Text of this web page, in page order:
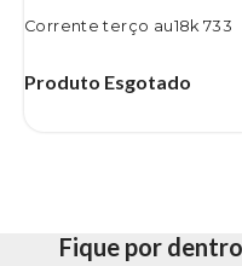
Corrente terço au18k 733
Produto Esgotado
Fique por